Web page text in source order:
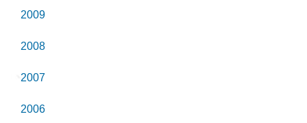
2009
2008
2007
2006